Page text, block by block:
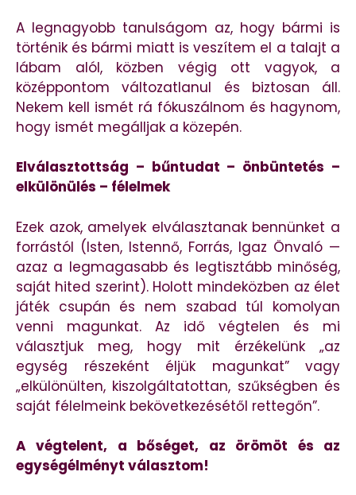
A legnagyobb tanulságom az, hogy bármi is
történik és bármi miatt is veszítem el a talajt a
lábam alól, közben végig ott vagyok, a
középpontom változatlanul és biztosan áll.
Nekem kell ismét rá fókuszálnom és hagynom,
hogy ismét megálljak a közepén.
Elválasztottság – bűntudat – önbüntetés –
elkülönülés – félelmek
Ezek azok, amelyek elválasztanak bennünket a
forrástól (Isten, Istennő, Forrás, Igaz Önvaló —
azaz a legmagasabb és legtisztább minőség,
saját hited szerint). Holott mindeközben az élet
játék csupán és nem szabad túl komolyan
venni magunkat. Az idő végtelen és mi
választjuk meg, hogy mit érzékelünk „az
egység részeként éljük magunkat” vagy
„elkülönülten, kiszolgáltatottan, szűkségben és
saját félelmeink bekövetkezésétől rettegőn”.
A végtelent, a bőséget, az örömöt és az
egységélményt választom!